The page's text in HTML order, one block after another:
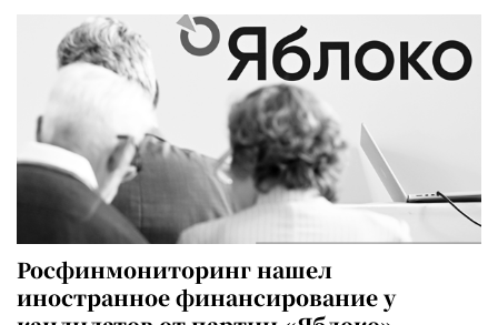
Росфинмониторинг нашел
иностранное финансирование у